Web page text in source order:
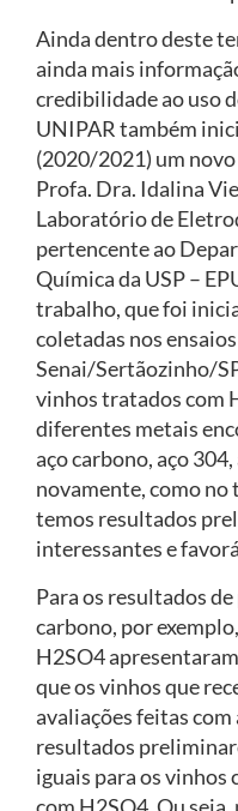
Ainda dentro deste
ainda mais
credibilidade ao uso
UNIPAR também
(2020/2021) um
Profa. Dra. Idalina
Laboratório de
pertencente ao
Química da USP –
trabalho, que foi
coletadas nos
Senai/Sertãozinho/
vinhos tratados com
diferentes metais
aço carbono, aço 304,
novamente, como no
temos resultados
interessantes e
Para os resultados
carbono, por
H2SO4
que os vinhos que
avaliações feitas com
resultados
iguais para os vinhos